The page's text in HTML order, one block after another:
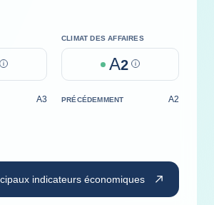
Help
CLIMAT DES AFFAIRES
A2 Help
A3 PRÉCÉDEMMENT A2
indicateurs économiques